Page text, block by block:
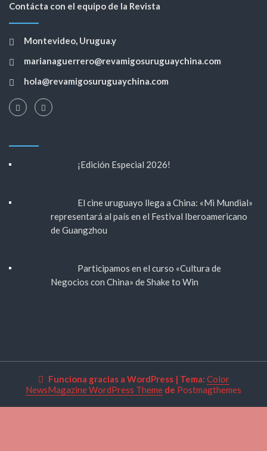
Contácta con el equipo de la Revista
Montevideo, Urugua.y
marianaguerrero@revamigosuruguaychina.com
hola@revamigosuruguaychina.com
¡Edición Especial 2026!
El cine uruguayo llega a China: «Mi Mundial»
representará al país en el Festival Iberoamericano
de Guangzhou
Participamos en el curso «Cultura de
Negocios con China» de Shake to Win
Funciona gracias a WordPress | Tema: Color
NewsMagazine WordPress Theme de Postmagthemes